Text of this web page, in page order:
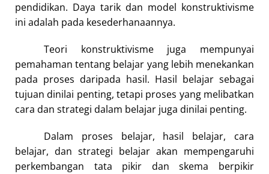
pendidikan. Daya tarik dan model konstruktivisme
ini adalah pada kesederhanaannya.
Teori konstruktivisme juga mempunyai
pemahaman tentang belajar yang lebih menekankan
pada proses daripada hasil. Hasil belajar sebagai
tujuan dinilai penting, tetapi proses yang melibatkan
cara dan strategi dalam belajar juga dinilai penting.
Dalam proses belajar, hasil belajar, cara
belajar, dan strategi belajar akan mempengaruhi
perkembangan tata pikir dan skema berpikir